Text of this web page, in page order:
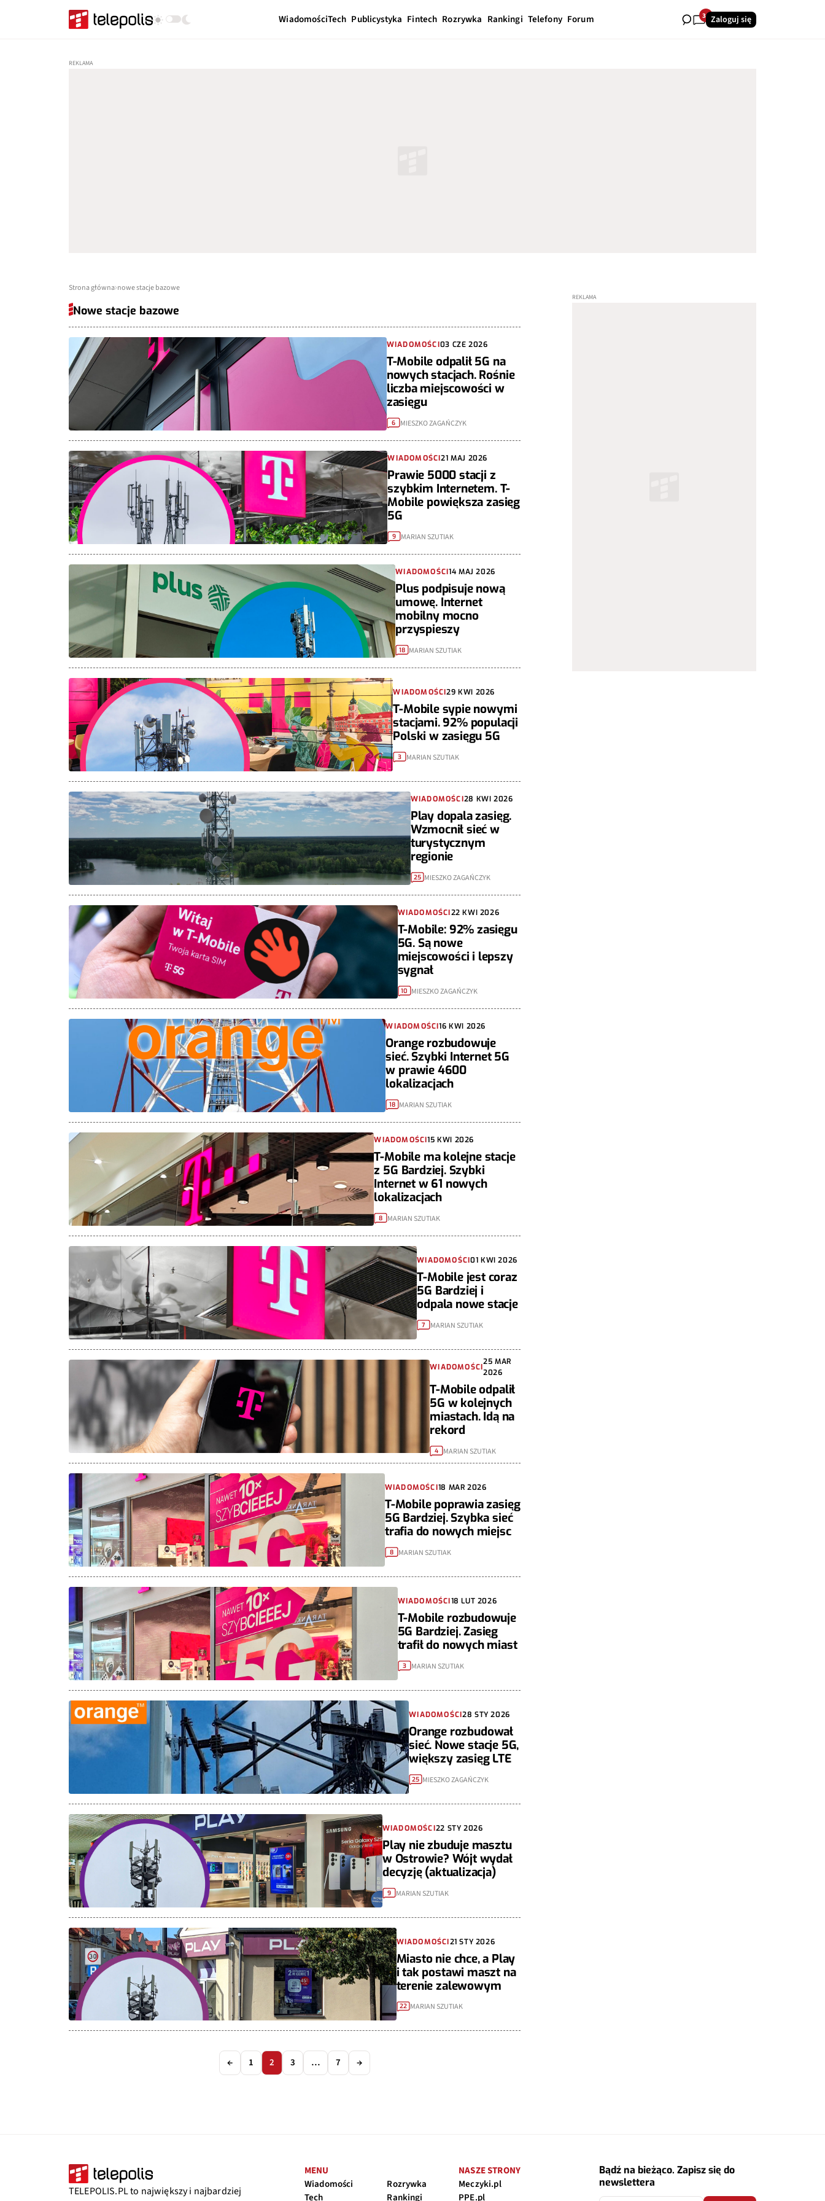
WiadomościTech Publicystyka Fintech Rozrywka Rankingi Telefony Forum 34Zaloguj się
Strona główna nowe stacje bazowe
Nowe stacje bazowe
WIADOMOŚCI03 CZE 2026
T-Mobile odpalił 5G na
nowych stacjach. Rośnie
liczba miejscowości w
zasięgu
6 MIESZKO ZAGAŃCZYK
WIADOMOŚCI21 MAJ 2026
Prawie 5000 stacji z
szybkim Internetem. T-
Mobile powiększa zasięg
5G
9 MARIAN SZUTIAK
WIADOMOŚCI14 MAJ 2026
Plus podpisuje nową
umowę. Internet
mobilny mocno
przyspieszy
18 MARIAN SZUTIAK
WIADOMOŚCI29 KWI 2026
T-Mobile sypie nowymi
stacjami. 92% populacji
Polski w zasięgu 5G
3 MARIAN SZUTIAK
WIADOMOŚCI28 KWI 2026
Play dopala zasięg.
Wzmocnił sieć w
turystycznym
regionie
25 MIESZKO ZAGAŃCZYK
WIADOMOŚCI22 KWI 2026
T-Mobile: 92% zasięgu
5G. Są nowe
miejscowości i lepszy
sygnał
10 MIESZKO ZAGAŃCZYK
WIADOMOŚCI16 KWI 2026
Orange rozbudowuje
sieć. Szybki Internet 5G
w prawie 4600
lokalizacjach
18 MARIAN SZUTIAK
WIADOMOŚCI15 KWI 2026
T-Mobile ma kolejne stacje
z 5G Bardziej. Szybki
Internet w 61 nowych
lokalizacjach
8 MARIAN SZUTIAK
WIADOMOŚCI01 KWI 2026
T-Mobile jest coraz
5G Bardziej i
odpala nowe stacje
7 MARIAN SZUTIAK
WIADOMOŚCI
25 MAR
2026
T-Mobile odpalił
5G w kolejnych
miastach. Idą na
rekord
4 MARIAN SZUTIAK
WIADOMOŚCI18 MAR 2026
T-Mobile poprawia zasięg
5G Bardziej. Szybka sieć
trafia do nowych miejsc
8 MARIAN SZUTIAK
WIADOMOŚCI18 LUT 2026
T-Mobile rozbudowuje
5G Bardziej. Zasięg
trafił do nowych miast
3 MARIAN SZUTIAK
WIADOMOŚCI28 STY 2026
Orange rozbudował
sieć. Nowe stacje 5G,
większy zasięg LTE
25 MIESZKO ZAGAŃCZYK
WIADOMOŚCI22 STY 2026
Play nie zbuduje masztu
w Ostrowie? Wójt wydał
decyzję (aktualizacja)
9 MARIAN SZUTIAK
WIADOMOŚCI21 STY 2026
Miasto nie chce, a Play
i tak postawi maszt na
terenie zalewowym
22 MARIAN SZUTIAK
← 1 2 3 … 7 →
TELEPOLIS.PL to największy i najbardziej
MENU
Wiadomości
Tech
Rozrywka
Rankingi
NASZE STRONY
Meczyki.pl
PPE.pl
Bądź na bieżąco. Zapisz się do
newslettera